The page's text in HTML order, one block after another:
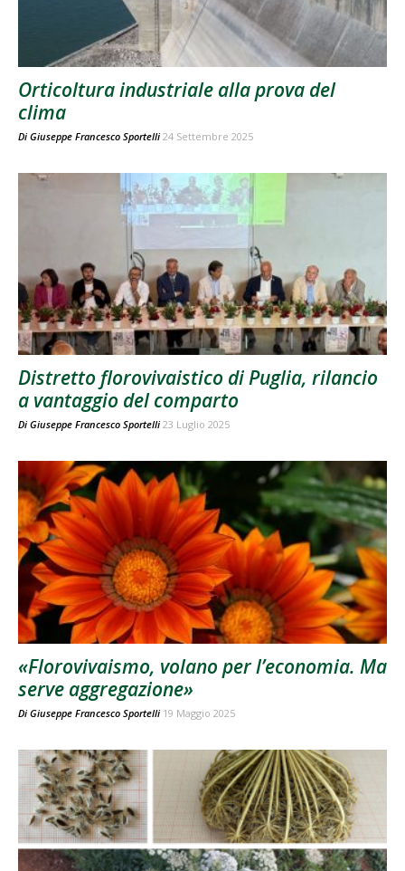
Orticoltura industriale alla prova del
clima
Di Giuseppe Francesco Sportelli 24 Settembre 2025
Distretto florovivaistico di Puglia, rilancio
a vantaggio del comparto
Di Giuseppe Francesco Sportelli 23 Luglio 2025
«Florovivaismo, volano per l’economia. Ma
serve aggregazione»
Di Giuseppe Francesco Sportelli 19 Maggio 2025